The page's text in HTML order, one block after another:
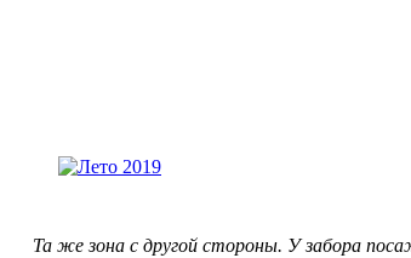
Та же зона с другой стороны. У забора